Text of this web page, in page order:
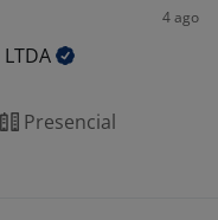
4 ago
LTDA
Presencial